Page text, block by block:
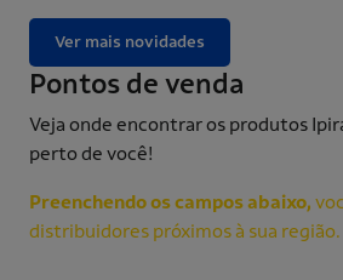
Ver mais novidades
Pontos de venda
Veja onde encontrar os produtos
perto de você!
Preenchendo os campos abaixo,
distribuidores próximos à sua região.